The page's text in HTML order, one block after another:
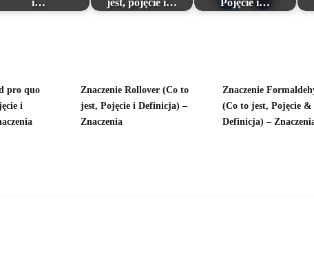
i…
jest, pojęcie i…
Pojęcie i…
pro quo
i
Znaczenie Rollover (Co to
jest, Pojęcie i Definicja) –
Znaczenia
Znaczenie
(Co to jest, Pojęcie &
Definicja) –